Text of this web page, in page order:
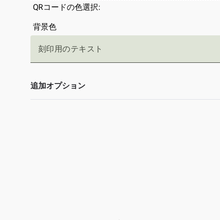
QRコードの色選択:
背景色
刻印用のテキスト
追加オプション